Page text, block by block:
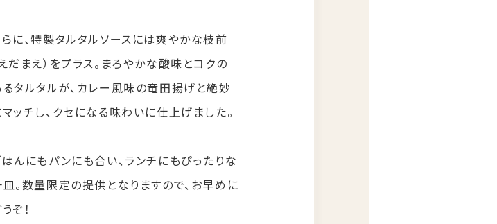
に、特製タルタルソースには爽やかな枝前
えだまえ）をプラス。まろやかな酸味とコクの
るタルタルが、カレー風味の竜田揚げと絶妙
マッチし、クセになる味わいに仕上げました。
はんにもパンにも合い、ランチにもぴったりな
。数量限定の提供となりますので、お早めに
ぞ！